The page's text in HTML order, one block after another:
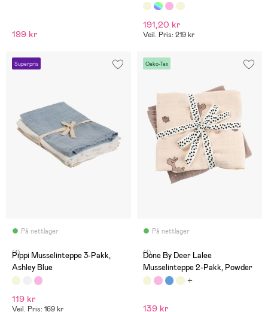
199 kr
191,20 kr
Veil. Pris: 219 kr
Superpris
På nettlager
(1)
Pippi Musselinteppe 3-Pakk,
Ashley Blue
119 kr
Veil. Pris: 169 kr
Oeko-Tex
På nettlager
(1)
Done By Deer Lalee
Musselinteppe 2-Pakk, Powder
139 kr